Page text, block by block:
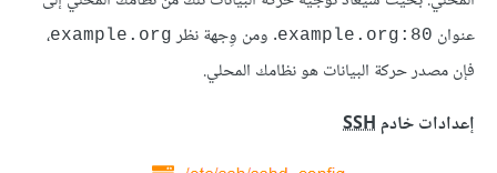
عنوان example.org:80. ومن وِجهة نظر example.org،
فإن مصدر حركة البيانات هو نظامك المحلي.
إعدادات خادمSSH